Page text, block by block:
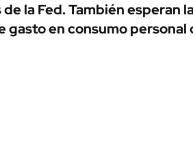
DEBATE
URUGUAY
la Fed. También esperan
gasto en consumo personal